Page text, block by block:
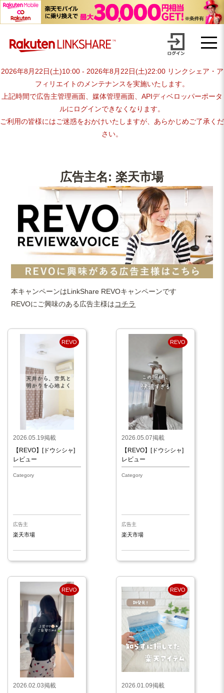
【1円からお支払い可能】アフィリエイトならリンクシェア・ジャパ
2026年8月22日(土)10:00 - 2026年8月22日(土)22:00 リンクシェア・ア
フィリエイトのメンテナンスを実施いたします。
上記時間で広告主管理画面、媒体管理画面、APIディベロッパーポータ
ルにログインできなくなります。
ご利用の皆様にはご迷惑をおかけいたしますが、あらかじめご了承くだ
さい。
広告主名:楽天市場
本キャンペーンはLinkShare REVOキャンペーンです
REVOにご興味のある広告主様はコチラ
REVO
2026.05.19掲載
【REVO】[ドウシシャ]
レビュー
Category
広告主
楽天市場
REVO
2026.05.07掲載
【REVO】[ドウシシャ]
レビュー
Category
広告主
楽天市場
REVO
2026.02.03掲載
REVO
2026.01.09掲載